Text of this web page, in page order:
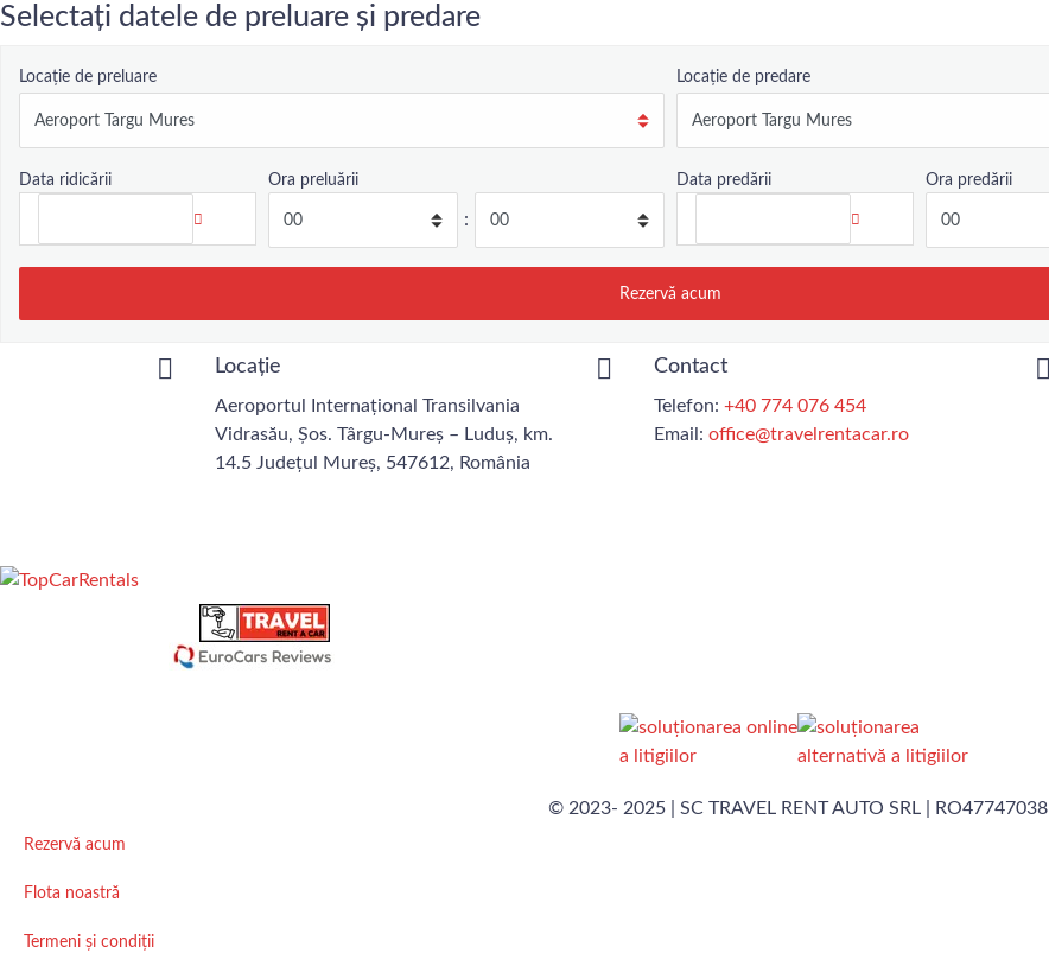
Selectați datele de preluare și predare
Locație de preluare Locație de predare
Data ridicării Ora preluării
:
Data predării Ora predării
Locație
Aeroportul Internațional Transilvania
Vidrasău, Șos. Târgu-Mureș – Luduș, km.
14.5 Județul Mureș, 547612, România
Contact
Telefon: +40 774 076 454
Email: office@travelrentacar.ro
© 2023- 2025 | SC TRAVEL RENT AUTO SRL | RO47747038
Rezervă acum
Flota noastră
Termeni și condiții